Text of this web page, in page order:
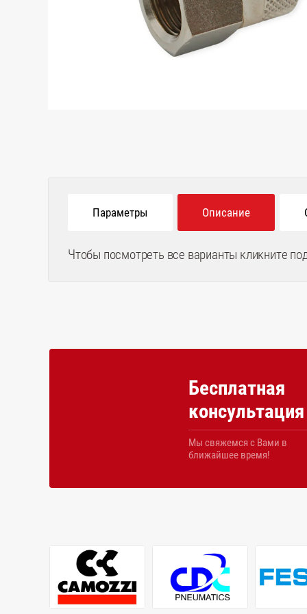
Параметры Описание
Чтобы посмотреть все варианты кликните
Бесплатная
консультация
Мы свяжемся с Вами в
ближайшее время!